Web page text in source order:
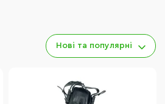
Нові та популярні